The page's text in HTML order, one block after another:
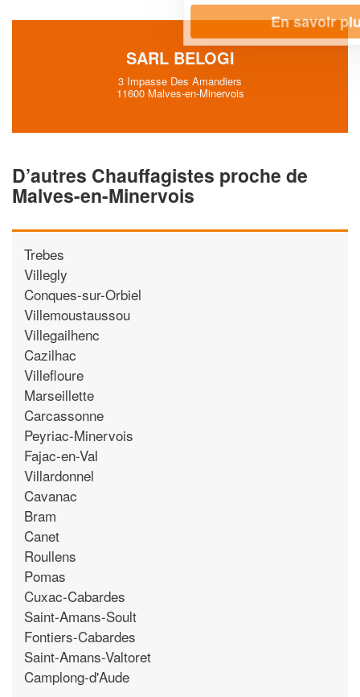
SARL BELOGI
3 Impasse Des Amandiers
11600 Malves-en-Minervois
D’autres Chauffagistes proche de
Malves-en-Minervois
Trebes
Villegly
Conques-sur-Orbiel
Villemoustaussou
Villegailhenc
Cazilhac
Villefloure
Marseillette
Carcassonne
Peyriac-Minervois
Fajac-en-Val
Villardonnel
Cavanac
Bram
Canet
Roullens
Pomas
Cuxac-Cabardes
Saint-Amans-Soult
Fontiers-Cabardes
Saint-Amans-Valtoret
Camplong-d'Aude
En savoir plus